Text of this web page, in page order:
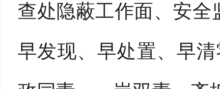
查处隐蔽工作面、安
早发现、早处置、早